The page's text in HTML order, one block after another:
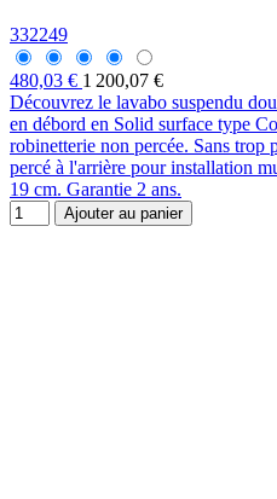
332249
480,03 € 1 200,07 €
Découvrez le lavabo suspendu
en débord en Solid surface type
robinetterie non percée. Sans
percé à l'arrière pour installation
19 cm. Garantie 2 ans.
Ajouter au panier